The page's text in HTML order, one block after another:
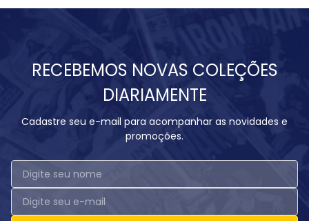
RECEBEMOS NOVAS COLEÇÕES
DIARIAMENTE
Cadastre seu e-mail para acompanhar as novidades e
promoções.